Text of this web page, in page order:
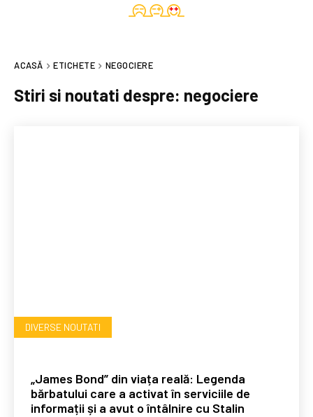
ACASĂ ETICHETE NEGOCIERE
Stiri si noutati despre: negociere
DIVERSE NOUTATI
„James Bond” din viața reală: Legenda
bărbatului care a activat în serviciile de
informații și a avut o întâlnire cu Stalin